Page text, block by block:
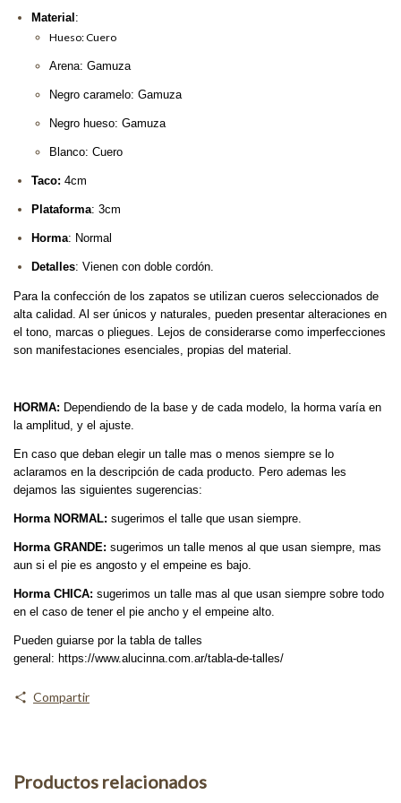
Material:
Hueso: Cuero
Arena: Gamuza
Negro caramelo: Gamuza
Negro hueso: Gamuza
Blanco: Cuero
Taco: 4cm
Plataforma: 3cm
Horma: Normal
Detalles: Vienen con doble cordón.
Para la confección de los zapatos se utilizan cueros seleccionados de
alta calidad. Al ser únicos y naturales, pueden presentar alteraciones en
el tono, marcas o pliegues. Lejos de considerarse como imperfecciones
son manifestaciones esenciales, propias del material.
HORMA: Dependiendo de la base y de cada modelo, la horma varía en
la amplitud, y el ajuste.
En caso que deban elegir un talle mas o menos siempre se lo
aclaramos en la descripción de cada producto. Pero ademas les
dejamos las siguientes sugerencias:
Horma NORMAL: sugerimos el talle que usan siempre.
Horma GRANDE: sugerimos un talle menos al que usan siempre, mas
aun si el pie es angosto y el empeine es bajo.
Horma CHICA: sugerimos un talle mas al que usan siempre sobre todo
en el caso de tener el pie ancho y el empeine alto.
Pueden guiarse por la tabla de talles
general: https://www.alucinna.com.ar/tabla-de-talles/
Compartir
Productos relacionados